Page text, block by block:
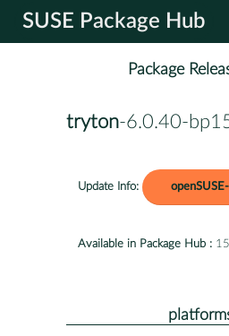
SUSE Package Hub
Package
tryton-6.0.40-
Update Info:
Available in Package Hub :